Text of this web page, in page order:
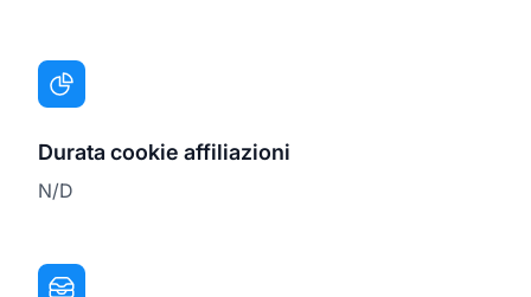
Durata cookie affiliazioni
N/D